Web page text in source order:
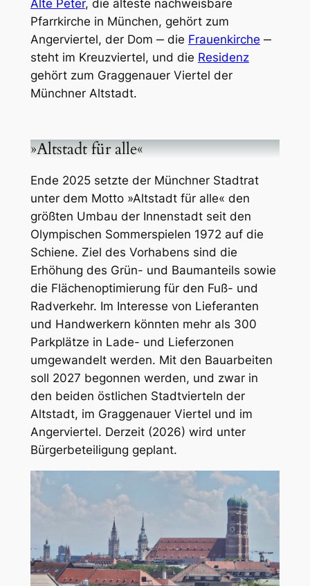
Alte Peter, die älteste nachweisbare
Pfarrkirche in München, gehört zum
Angerviertel, der Dom ‒ die Frauenkirche ‒
steht im Kreuzviertel, und die Residenz
gehört zum Graggenauer Viertel der
Münchner Altstadt.
»Altstadt für alle«
Ende 2025 setzte der Münchner Stadtrat
unter dem Motto »Altstadt für alle« den
größten Umbau der Innenstadt seit den
Olympischen Sommerspielen 1972 auf die
Schiene. Ziel des Vorhabens sind die
Erhöhung des Grün- und Baumanteils sowie
die Flächenoptimierung für den Fuß- und
Radverkehr. Im Interesse von Lieferanten
und Handwerkern könnten mehr als 300
Parkplätze in Lade- und Lieferzonen
umgewandelt werden. Mit den Bauarbeiten
soll 2027 begonnen werden, und zwar in
den beiden östlichen Stadtvierteln der
Altstadt, im Graggenauer Viertel und im
Angerviertel. Derzeit (2026) wird unter
Bürgerbeteiligung geplant.